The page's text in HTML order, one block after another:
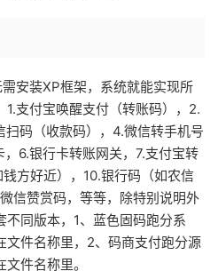
安装XP框架，系统就能实现所
支付宝唤醒支付（转账码），2.
码（收款码），4.微信转手机号
，6.银行卡转账网关，7.支付宝转
方好近），10.银行码（如农信
信赞赏码，等等，除特别说明外
同版本，1、蓝色固码跑分系
件名称里，2、码商支付跑分源
件名称里。